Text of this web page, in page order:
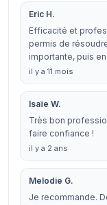
Eric H.
Efficacité et
permis de
importante, puis
il y a 11 mois
Isaïe W.
Très bon
faire confiance !
il y a 2 ans
Melodie G.
Je recommande.